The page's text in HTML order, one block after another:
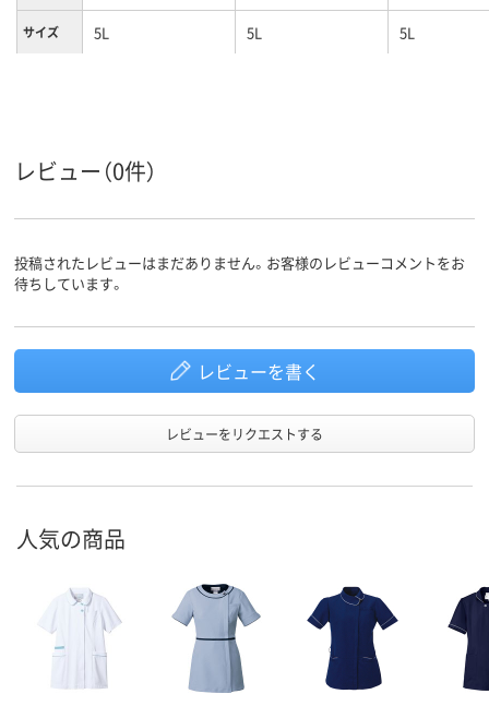
サイズ 5L 5L 5L
レビュー（0件）
投稿されたレビューはまだありません。お客様のレビューコメントをお
待ちしています。
レビューを書く
レビューをリクエストする
人気の商品